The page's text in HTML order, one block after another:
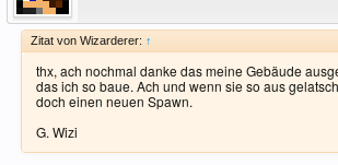
Zitat von Wizarderer: ↑
thx, ach nochmal danke das meine Gebäude
das ich so baue. Ach und wenn sie so aus
doch einen neuen Spawn.
G. Wizi